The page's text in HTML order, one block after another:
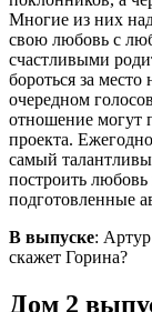
Многие из них
свою любовь с
счастливыми
бороться за
очередном
отношение могут
проекта.
самый
построить
подготовленные
В выпуске:
скажет Горина?
Дом 2